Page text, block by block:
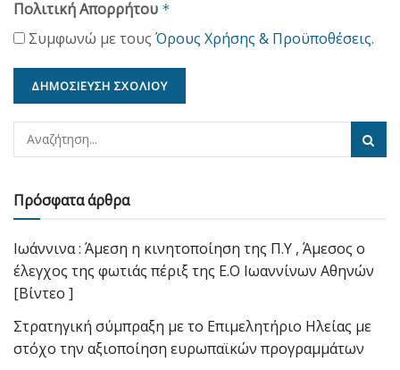
Πολιτική Απορρήτου *
Συμφωνώ με τους Όρους Χρήσης & Προϋποθέσεις.
Πρόσφατα άρθρα
Ιωάννινα : Άμεση η κινητοποίηση της Π.Υ , Άμεσος ο
έλεγχος της φωτιάς πέριξ της Ε.Ο Ιωαννίνων Αθηνών
[Βίντεο ]
Στρατηγική σύμπραξη με το Επιμελητήριο Ηλείας με
στόχο την αξιοποίηση ευρωπαϊκών προγραμμάτων